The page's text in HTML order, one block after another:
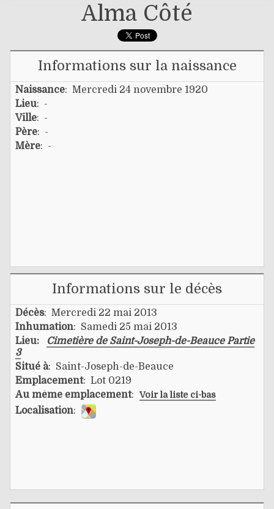
Alma Côté
Informations sur la naissance
Naissance: Mercredi 24 novembre 1920
Lieu: -
Ville: -
Père: -
Mère: -
Informations sur le décès
Décès: Mercredi 22 mai 2013
Inhumation: Samedi 25 mai 2013
Lieu:
Cimetière de Saint-Joseph-de-Beauce Partie
3
Situé à: Saint-Joseph-de-Beauce
Emplacement: Lot 0219
Au même emplacement: Voir la liste ci-bas
Localisation: